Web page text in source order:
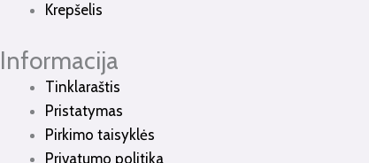
Krepšelis
Informacija
Tinklaraštis
Pristatymas
Pirkimo taisyklės
Privatumo politika